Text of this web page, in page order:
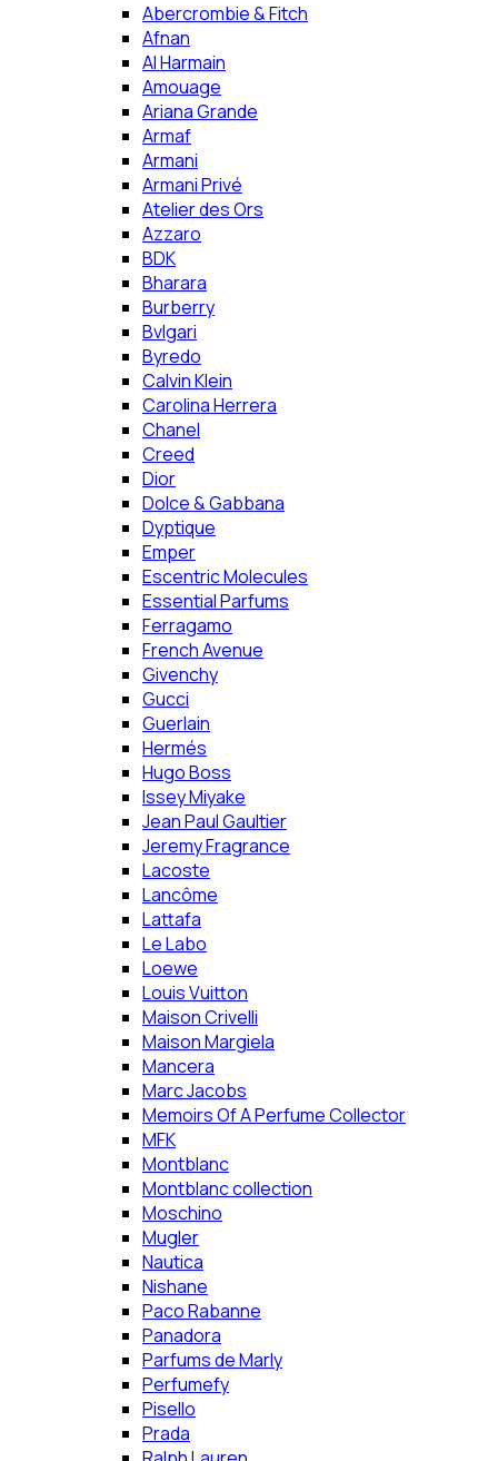
Abercrombie & Fitch
Afnan
Al Harmain
Amouage
Ariana Grande
Armaf
Armani
Armani Privé
Atelier des Ors
Azzaro
BDK
Bharara
Burberry
Bvlgari
Byredo
Calvin Klein
Carolina Herrera
Chanel
Creed
Dior
Dolce & Gabbana
Dyptique
Emper
Escentric Molecules
Essential Parfums
Ferragamo
French Avenue
Givenchy
Gucci
Guerlain
Hermés
Hugo Boss
Issey Miyake
Jean Paul Gaultier
Jeremy Fragrance
Lacoste
Lancôme
Lattafa
Le Labo
Loewe
Louis Vuitton
Maison Crivelli
Maison Margiela
Mancera
Marc Jacobs
Memoirs Of A Perfume Collector
MFK
Montblanc
Montblanc collection
Moschino
Mugler
Nautica
Nishane
Paco Rabanne
Panadora
Parfums de Marly
Perfumefy
Pisello
Prada